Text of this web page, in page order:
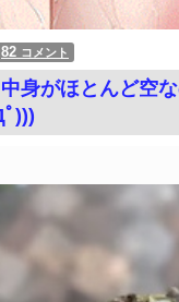
82 コメント
身がほとんど空
)))